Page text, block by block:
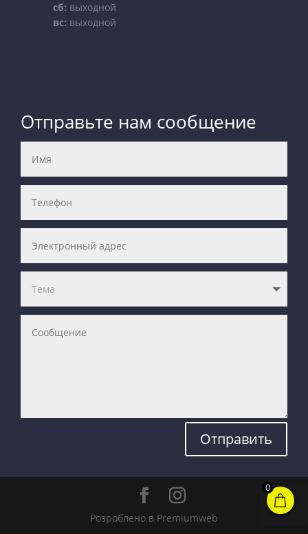
сб: выходной
вс: выходной
Отправьте нам сообщение
Отправить
Розроблено в Premiumweb
0